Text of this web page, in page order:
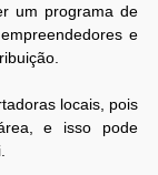
um programa de
e
locais, pois
e isso pode